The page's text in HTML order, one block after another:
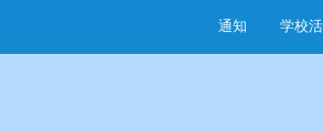
通知 学校